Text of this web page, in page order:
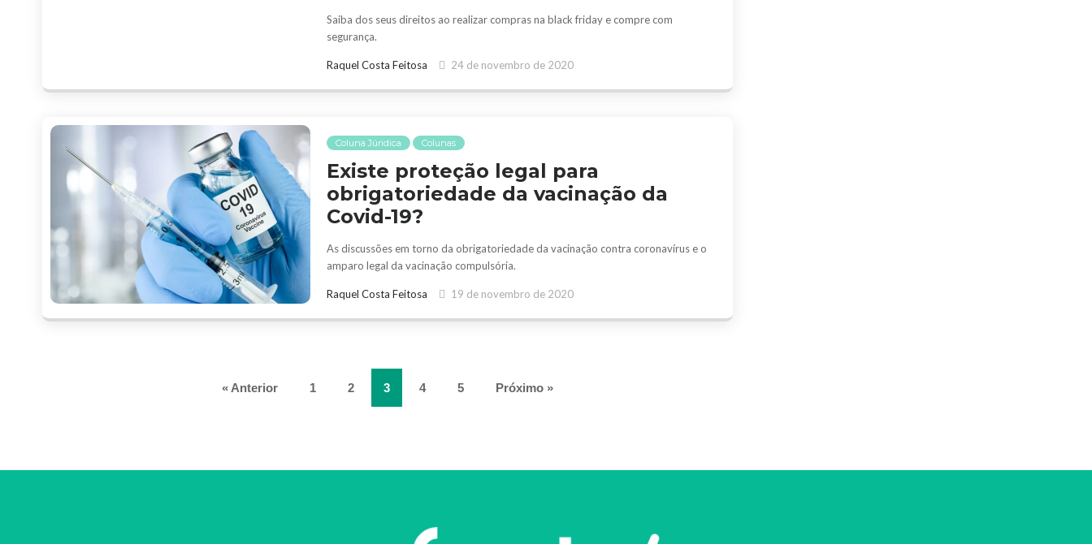
Saiba dos seus direitos ao realizar compras na black friday e compre com
segurança.
Raquel Costa Feitosa 24 de novembro de 2020
Coluna Júridica Colunas
Existe proteção legal para
obrigatoriedade da vacinação da
Covid-19?
As discussões em torno da obrigatoriedade da vacinação contra coronavírus e o
amparo legal da vacinação compulsória.
Raquel Costa Feitosa 19 de novembro de 2020
« Anterior 1 2 3 4 5 Próximo »